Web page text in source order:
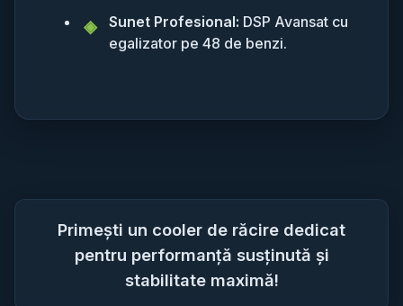
Sunet Profesional: DSP Avansat cu
egalizator pe 48 de benzi.
Primești un cooler de răcire dedicat
pentru performanță susținută și
stabilitate maximă!